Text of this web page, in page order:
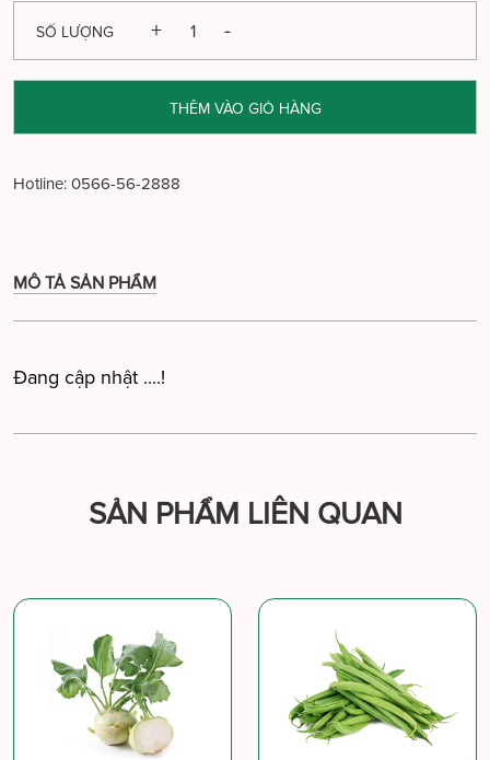
SỐ LƯỢNG
THÊM VÀO GIỎ HÀNG
Hotline: 0566-56-2888
MÔ TẢ SẢN PHẨM
Đang cập nhật ....!
SẢN PHẨM LIÊN QUAN